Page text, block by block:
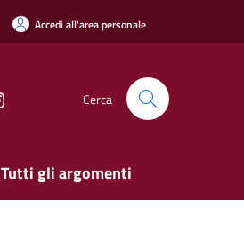
Accedi all'area personale
Cerca
Tutti gli argomenti